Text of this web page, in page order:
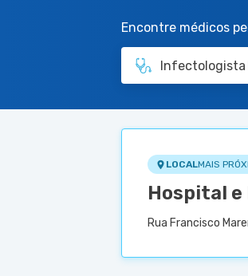
Encontre médicos
LOCALMAIS
Hospital e
Rua Francisco